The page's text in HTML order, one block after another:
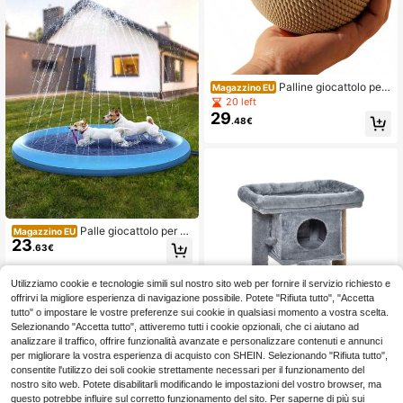
Magazzino EU Palle giocattolo per ga
tti
23.63€
Magazzino EU Palline giocattolo per
gatti20 left
29.48€
Magazzino EU Tiragraffi multilivello P
awHut 57H con cuccia, piattaforma
per sdraiarsi e palla da gioco per ga
tti di piccola taglia, colore grigio chi
10 left
126.00€
Utilizziamo cookie e tecnologie simili sul nostro sito web per fornire il servizio richiesto e
offrirvi la migliore esperienza di navigazione possibile. Potete "Rifiuta tutto", "Accetta
tutto" o impostare le vostre preferenze sui cookie in qualsiasi momento a vostra scelta.
Selezionando "Accetta tutto", attiveremo tutti i cookie opzionali, che ci aiutano ad
analizzare il traffico, offrire funzionalità avanzate e personalizzare contenuti e annunci
per migliorare la vostra esperienza di acquisto con SHEIN. Selezionando "Rifiuta tutto",
consentite l'utilizzo dei soli cookie strettamente necessari per il funzionamento del
nostro sito web. Potete disabilitarli modificando le impostazioni del vostro browser, ma
questo potrebbe influire sul corretto funzionamento del sito. Per saperne di più sui